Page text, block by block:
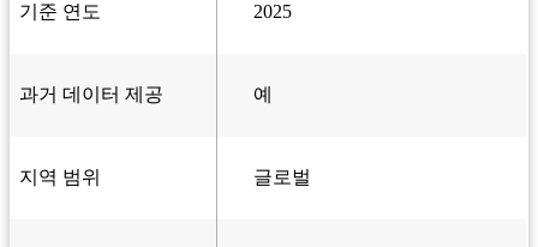
기준 연도 2025
과거 데이터 제공 예
지역 범위 글로벌